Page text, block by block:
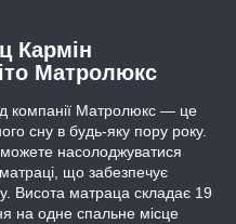
Кармін
Матролюкс
компанії Матролюкс — це
сну в будь-яку пору року.
насолоджуватися
що забезпечує
Висота матраца складає 19
на одне спальне місце